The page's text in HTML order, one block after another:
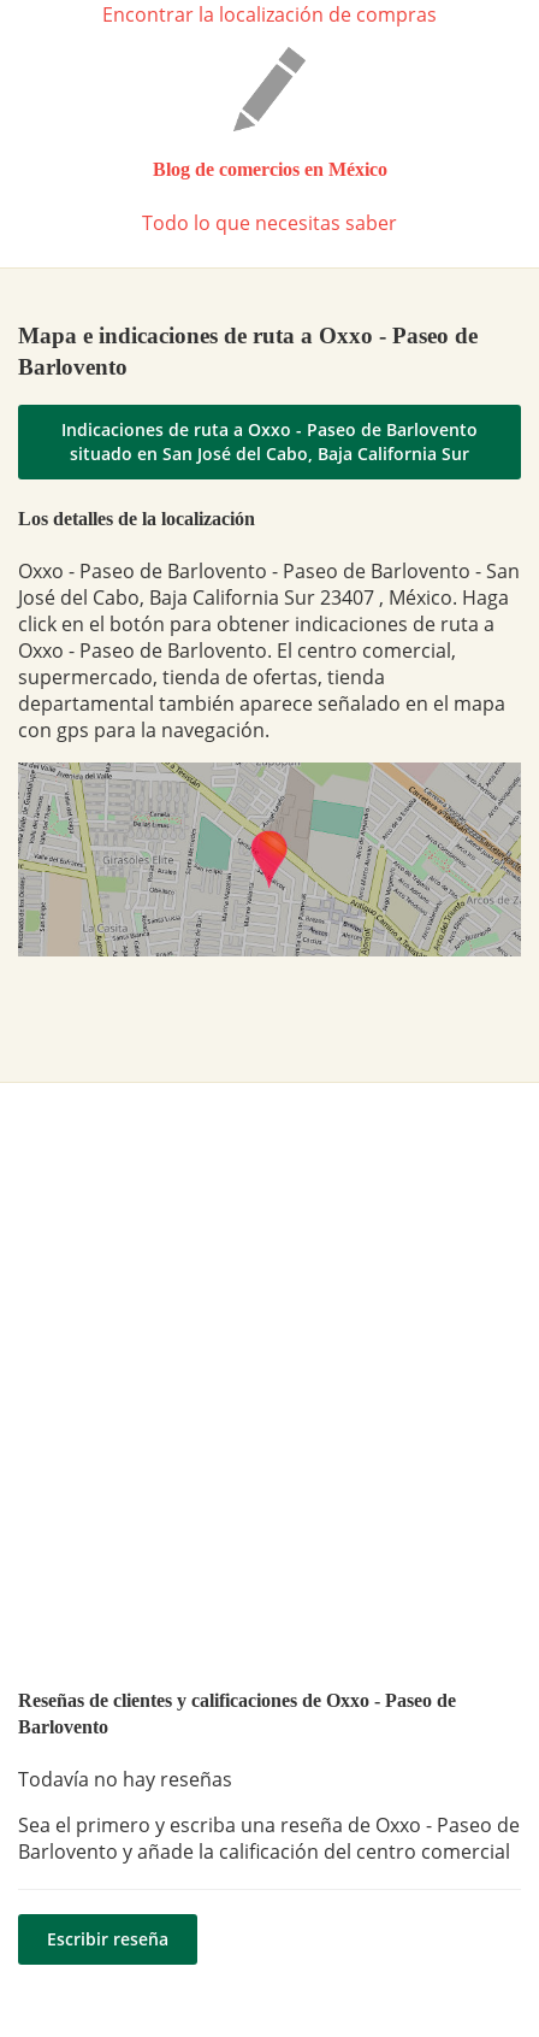
Encontrar la localización de compras
Blog de comercios en México
Todo lo que necesitas saber
Mapa e indicaciones de ruta a Oxxo - Paseo de
Barlovento
Indicaciones de ruta a Oxxo - Paseo de Barlovento
situado en San José del Cabo, Baja California Sur
Los detalles de la localización
Oxxo - Paseo de Barlovento - Paseo de Barlovento - San
José del Cabo, Baja California Sur 23407 , México. Haga
click en el botón para obtener indicaciones de ruta a
Oxxo - Paseo de Barlovento. El centro comercial,
supermercado, tienda de ofertas, tienda
departamental también aparece señalado en el mapa
con gps para la navegación.
Reseñas de clientes y calificaciones de Oxxo - Paseo de
Barlovento
Todavía no hay reseñas
Sea el primero y escriba una reseña de Oxxo - Paseo de
Barlovento y añade la calificación del centro comercial
Escribir reseña